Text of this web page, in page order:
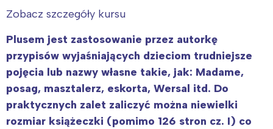
Zobacz szczegóły kursu
Plusem jest zastosowanie przez autorkę
przypisów wyjaśniających dzieciom trudniejsze
pojęcia lub nazwy własne takie, jak: Madame,
posag, masztalerz, eskorta, Wersal itd. Do
praktycznych zalet zaliczyć można niewielki
rozmiar książeczki (pomimo 126 stron cz. I) co
Poznań
Wybieram